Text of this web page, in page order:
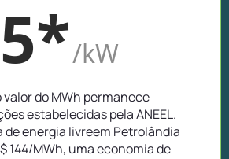
/kW
do MWh permanece
estabelecidas pela ANEEL.
energia livreem Petrolândia
144/MWh, uma economia de